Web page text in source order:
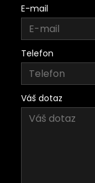
E-mail
Telefon
Váš dotaz